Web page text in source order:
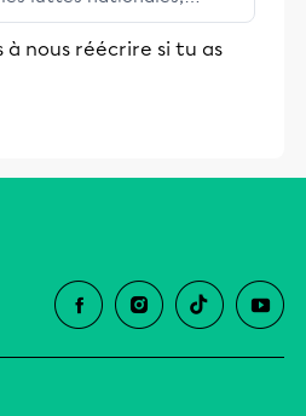
guerre civile s'est alors
Mylène
ce long conflit qui
grandes lignes de
!
à nous réécrire si tu as